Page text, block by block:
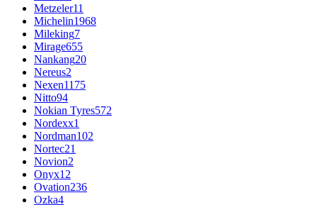
Metzeler11
Michelin1968
Mileking7
Mirage655
Nankang20
Nereus2
Nexen1175
Nitto94
Nokian Tyres572
Nordexx1
Nordman102
Nortec21
Novion2
Onyx12
Ovation236
Ozka4